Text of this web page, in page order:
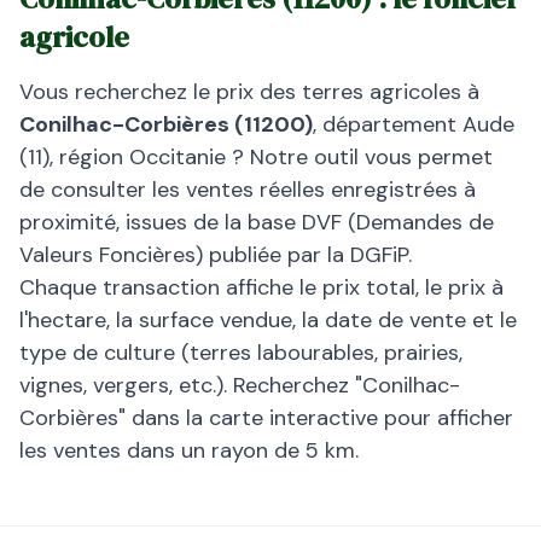
agricole
Vous recherchez le prix des terres agricoles à
Conilhac-Corbières (11200), département Aude
(11), région Occitanie ? Notre outil vous permet
de consulter les ventes réelles enregistrées à
proximité, issues de la base DVF (Demandes de
Valeurs Foncières) publiée par la DGFiP.
Chaque transaction affiche le prix total, le prix à
l'hectare, la surface vendue, la date de vente et le
type de culture (terres labourables, prairies,
vignes, vergers, etc.). Recherchez "Conilhac-
Corbières" dans la carte interactive pour afficher
les ventes dans un rayon de 5 km.